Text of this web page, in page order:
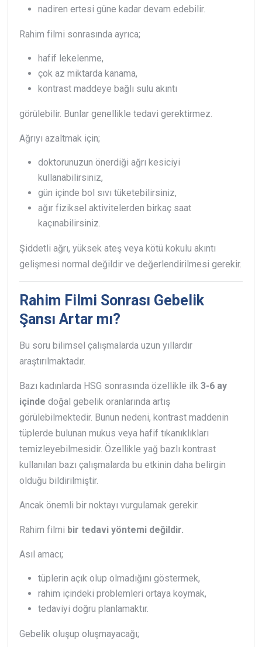
nadiren ertesi güne kadar devam edebilir.
Rahim filmi sonrasında ayrıca;
hafif lekelenme,
çok az miktarda kanama,
kontrast maddeye bağlı sulu akıntı
görülebilir. Bunlar genellikle tedavi gerektirmez.
Ağrıyı azaltmak için;
doktorunuzun önerdiği ağrı kesiciyi
kullanabilirsiniz,
gün içinde bol sıvı tüketebilirsiniz,
ağır fiziksel aktivitelerden birkaç saat
kaçınabilirsiniz.
Şiddetli ağrı, yüksek ateş veya kötü kokulu akıntı
gelişmesi normal değildir ve değerlendirilmesi gerekir.
Rahim Filmi Sonrası Gebelik
Şansı Artar mı?
Bu soru bilimsel çalışmalarda uzun yıllardır
araştırılmaktadır.
Bazı kadınlarda HSG sonrasında özellikle ilk 3-6 ay
içinde doğal gebelik oranlarında artış
görülebilmektedir. Bunun nedeni, kontrast maddenin
tüplerde bulunan mukus veya hafif tıkanıklıkları
temizleyebilmesidir. Özellikle yağ bazlı kontrast
kullanılan bazı çalışmalarda bu etkinin daha belirgin
olduğu bildirilmiştir.
Ancak önemli bir noktayı vurgulamak gerekir.
Rahim filmi bir tedavi yöntemi değildir.
Asıl amacı;
tüplerin açık olup olmadığını göstermek,
rahim içindeki problemleri ortaya koymak,
tedaviyi doğru planlamaktır.
Gebelik oluşup oluşmayacağı;